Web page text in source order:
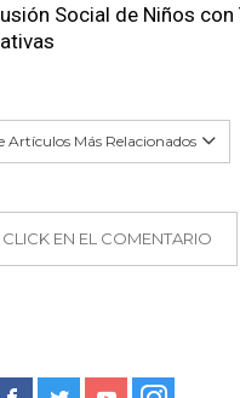
Social de Niños con
Artículos Más Relacionados
EN EL COMENTARIO